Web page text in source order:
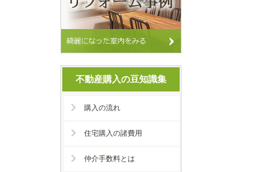
不動産購入の豆知識集
購入の流れ
住宅購入の諸費用
仲介手数料とは